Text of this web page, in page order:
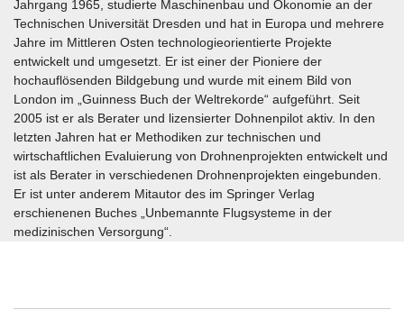
Jahrgang 1965, studierte Maschinenbau und Ökonomie an der
Technischen Universität Dresden und hat in Europa und mehrere
Jahre im Mittleren Osten technologieorientierte Projekte
entwickelt und umgesetzt. Er ist einer der Pioniere der
hochauflösenden Bildgebung und wurde mit einem Bild von
London im „Guinness Buch der Weltrekorde“ aufgeführt. Seit
2005 ist er als Berater und lizensierter Dohnenpilot aktiv. In den
letzten Jahren hat er Methodiken zur technischen und
wirtschaftlichen Evaluierung von Drohnenprojekten entwickelt und
ist als Berater in verschiedenen Drohnenprojekten eingebunden.
Er ist unter anderem Mitautor des im Springer Verlag
erschienenen Buches „Unbemannte Flugsysteme in der
medizinischen Versorgung“.